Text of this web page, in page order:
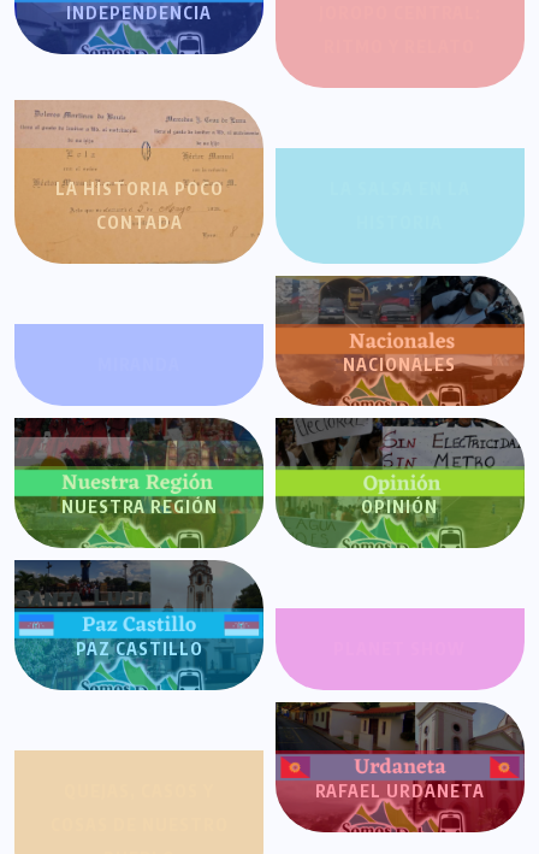
INDEPENDENCIA
LA HISTORIA POCO
CONTADA
NACIONALES
NUESTRA REGIÓN OPINIÓN
PAZ CASTILLO
RAFAEL URDANETA